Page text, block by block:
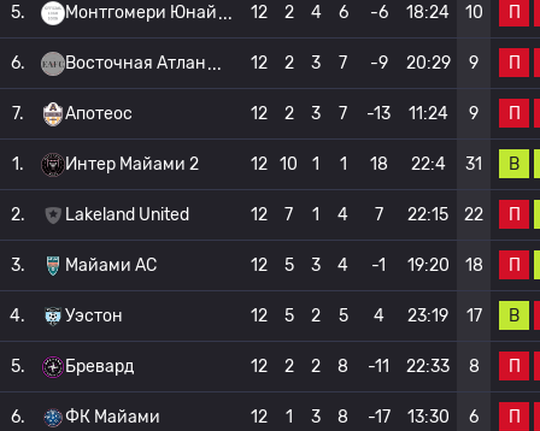
5. Монтгомери Юнай 12 2 4 6 -6 18:24 10 П
6. Восточная Атлан 12 2 3 7 -9 20:29 9 П
7. Апотеос 12 2 3 7 -13 11:24 9 П
1. Интер Майами 2 12 10 1 1 18 22:4 31 В
2. Lakeland United 12 7 1 4 7 22:15 22 П
3. Майами АС 12 5 3 4 -1 19:20 18 П
4. Уэстон 12 5 2 5 4 23:19 17 В
5. Бревард 12 2 2 8 -11 22:33 8 П
6. ФК Майами 12 1 3 8 -17 13:30 6 П